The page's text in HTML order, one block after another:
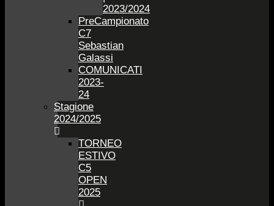
2023/2024
PreCampionato
C7
Sebastian
Galassi
COMUNICATI
2023-
24
Stagione
2024/2025
TORNEO
ESTIVO
C5
OPEN
2025